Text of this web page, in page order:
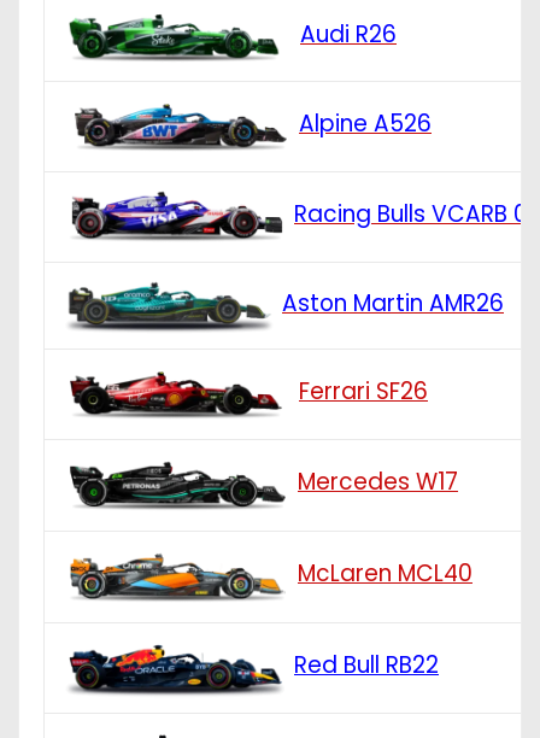
Audi R26
Alpine A526
Racing Bulls VCARB 03
Aston Martin AMR26
Ferrari SF26
Mercedes W17
McLaren MCL40
Red Bull RB22